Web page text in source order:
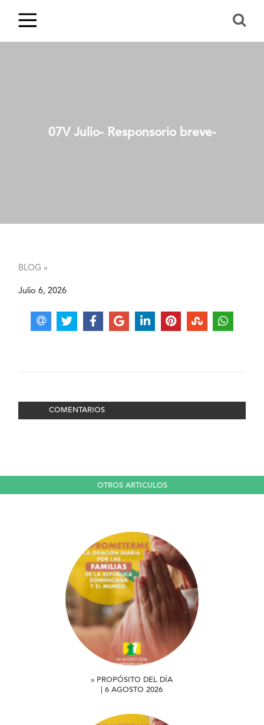
07V Julio- Responsorio breve-
BLOG »
Julio 6, 2026
COMENTARIOS
OTROS ARTICULOS
» PROPÓSITO DEL DÍA
| 6 AGOSTO 2026